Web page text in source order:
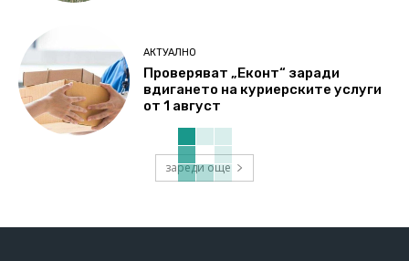
АКТУАЛНО
Проверяват „Еконт“ заради
вдигането на куриерските услуги
от 1 август
зареди още